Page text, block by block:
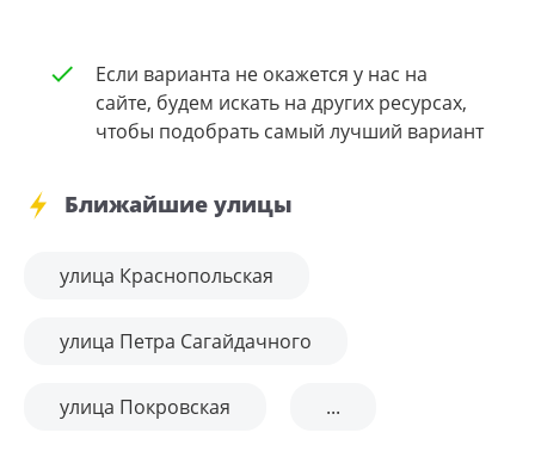
Если варианта не окажется у нас на
сайте, будем искать на других ресурсах,
чтобы подобрать самый лучший вариант
Ближайшие улицы
улица Краснопольская
улица Петра Сагайдачного
улица Покровская ...